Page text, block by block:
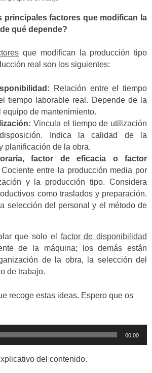
principales factores que modifican la
qué depende?
que modifican la producción tipo
real son los siguientes:
Relación entre el tiempo
tiempo laborable real. Depende de la
equipo de mantenimiento.
Vincula el tiempo de utilización
Indica la calidad de la
planificación de la obra.
factor de eficacia o factor
Cociente entre la producción media por
y la producción tipo. Considera
como traslados y preparación.
selección del personal y el método de
que solo el factor de disponibilidad
de la máquina; los demás están
de la obra, la selección del
de trabajo.
recoge estas ideas. Espero que os
00:00
del contenido.